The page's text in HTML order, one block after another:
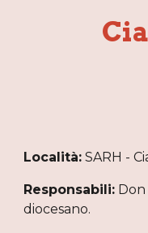
Località: SARH -
Responsabili:
diocesano.